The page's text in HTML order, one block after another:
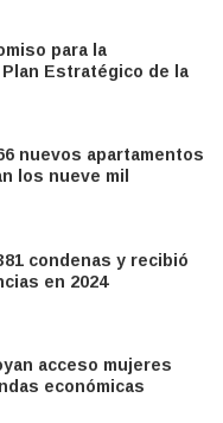
para la
Estratégico de la
nuevos apartamentos
los nueve mil
condenas y recibió
en 2024
acceso mujeres
económicas